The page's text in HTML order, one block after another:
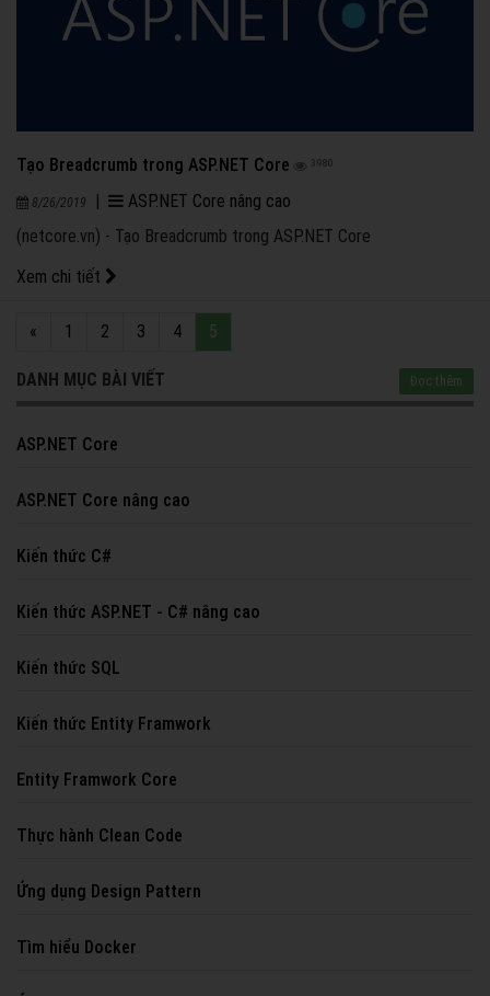
Tạo Breadcrumb trong ASP.NET Core 3980
8/26/2019
ASP.NET Core nâng cao
(netcore.vn) - Tạo Breadcrumb trong ASP.NET Core
Xem chi tiết
« 1 2 3 4 5
DANH MỤC BÀI VIẾT Đọc thêm
ASP.NET Core
ASP.NET Core nâng cao
Kiến thức C#
Kiến thức ASP.NET - C# nâng cao
Kiến thức SQL
Kiến thức Entity Framwork
Entity Framwork Core
Thực hành Clean Code
Ứng dụng Design Pattern
Tìm hiểu Docker